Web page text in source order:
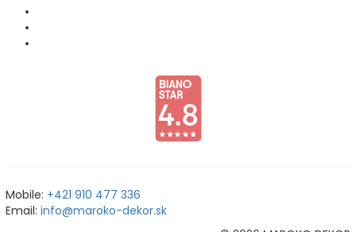
Mobile: +421 910 477 336
Email: info@maroko-dekor.sk